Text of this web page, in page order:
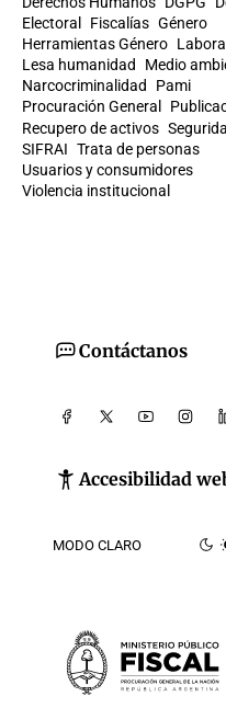
Electoral
Fiscalías Género
Herramientas Género Laboral
Lesa humanidad
Medio
Narcocriminalidad
Pami
Procuración General
Recupero de activos
SIFRAI Trata de personas
Usuarios y consumidores
Violencia institucional
Contáctanos
Accesibilidad
MODO CLARO